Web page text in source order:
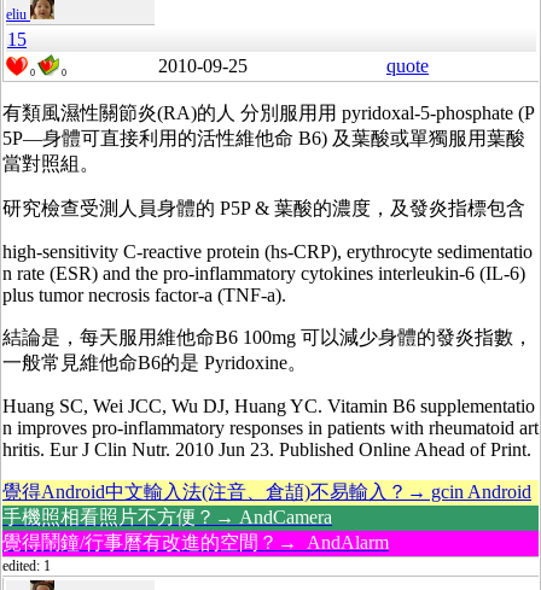
eliu
15
0 0 2010-09-25 quote
有類風濕性關節炎(RA)的人 分別服用用 pyridoxal-5-phosphate (P
5P—身體可直接利用的活性維他命 B6) 及葉酸或單獨服用葉酸
當對照組。
研究檢查受測人員身體的 P5P & 葉酸的濃度，及發炎指標包含
high-sensitivity C-reactive protein (hs-CRP), erythrocyte sedimentatio
n rate (ESR) and the pro-inflammatory cytokines interleukin-6 (IL-6)
plus tumor necrosis factor-a (TNF-a).
結論是，每天服用維他命B6 100mg 可以減少身體的發炎指數，
一般常見維他命B6的是 Pyridoxine。
Huang SC, Wei JCC, Wu DJ, Huang YC. Vitamin B6 supplementatio
n improves pro-inflammatory responses in patients with rheumatoid art
hritis. Eur J Clin Nutr. 2010 Jun 23. Published Online Ahead of Print.
覺得Android中文輸入法(注音、倉頡)不易輸入？→ gcin Android
手機照相看照片不方便？→ AndCamera
覺得鬧鐘/行事曆有改進的空間？→ AndAlarm
edited: 1